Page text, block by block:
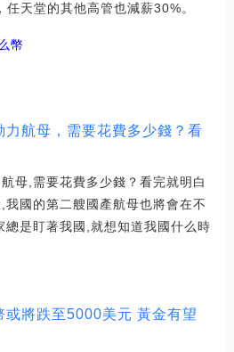
天堂的其他高管也減薪30%。
幣
航母，需要花費多少錢？看
母,需要花費多少錢？看完就明白
國的第二艘國產航母也將會在不
總是盯著我國,就想知道我國什么時
或將跌至5000美元 黃金有望